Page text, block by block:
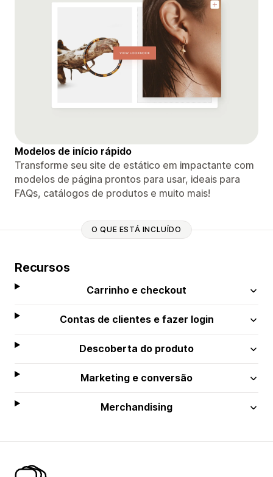
Modelos de início rápido
Transforme seu site de estático em impactante com
modelos de página prontos para usar, ideais para
FAQs, catálogos de produtos e muito mais!
O QUE ESTÁ INCLUÍDO
Recursos
Carrinho e checkout
Contas de clientes e fazer login
Descoberta do produto
Marketing e conversão
Merchandising